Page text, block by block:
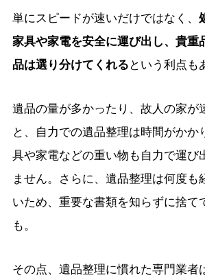
単にスピードが速いだけではなく、
家具や家電を安全に運び出し、貴重
品は選り分けてくれるという利点も
遺品の量が多かったり、故人の家が
と、自力での遺品整理は時間がかか
具や家電などの重い物も自力で運び
ません。さらに、遺品整理は何度も
いため、重要な書類を知らずに捨て
も。
その点、遺品整理に慣れた専門業者